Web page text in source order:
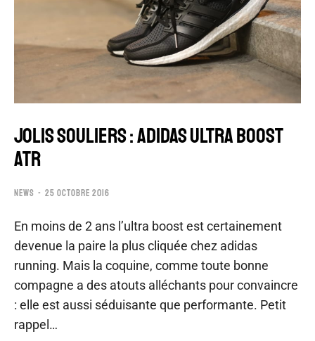
JOLIS SOULIERS : ADIDAS ULTRA BOOST
ATR
NEWS 25 OCTOBRE 2016
En moins de 2 ans l’ultra boost est certainement
devenue la paire la plus cliquée chez adidas
running. Mais la coquine, comme toute bonne
compagne a des atouts alléchants pour convaincre
: elle est aussi séduisante que performante. Petit
rappel…